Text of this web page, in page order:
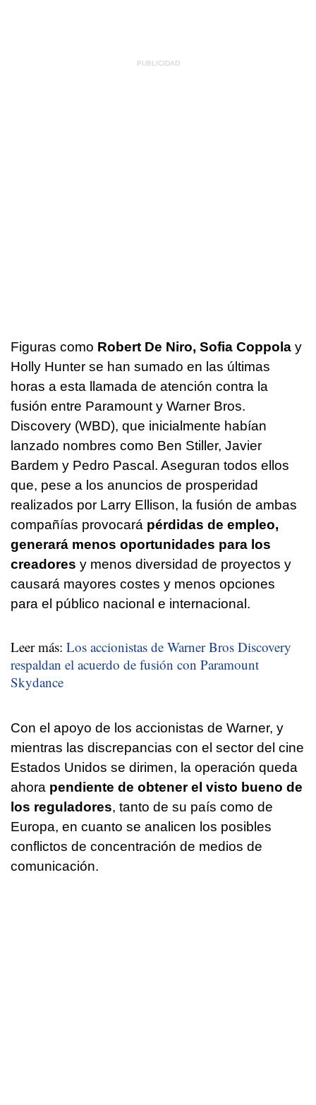
Figuras como Robert De Niro, Sofia Coppola y
Holly Hunter se han sumado en las últimas
horas a esta llamada de atención contra la
fusión entre Paramount y Warner Bros.
Discovery (WBD), que inicialmente habían
lanzado nombres como Ben Stiller, Javier
Bardem y Pedro Pascal. Aseguran todos ellos
que, pese a los anuncios de prosperidad
realizados por Larry Ellison, la fusión de ambas
compañías provocará pérdidas de empleo,
generará menos oportunidades para los
creadores y menos diversidad de proyectos y
causará mayores costes y menos opciones
para el público nacional e internacional.
Leer más: Los accionistas de Warner Bros Discovery
respaldan el acuerdo de fusión con Paramount
Skydance
Con el apoyo de los accionistas de Warner, y
mientras las discrepancias con el sector del cine
Estados Unidos se dirimen, la operación queda
ahora pendiente de obtener el visto bueno de
los reguladores, tanto de su país como de
Europa, en cuanto se analicen los posibles
conflictos de concentración de medios de
comunicación.